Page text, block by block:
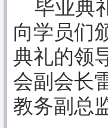
毕业典
向学员们
典礼的领
会副会长
教务副总